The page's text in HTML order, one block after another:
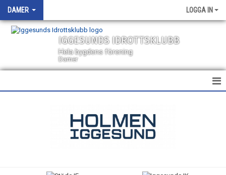
DAMER LOGGA IN
IGGESUNDS IDROTTSKLUBB
Hela bygdens förening
Damer